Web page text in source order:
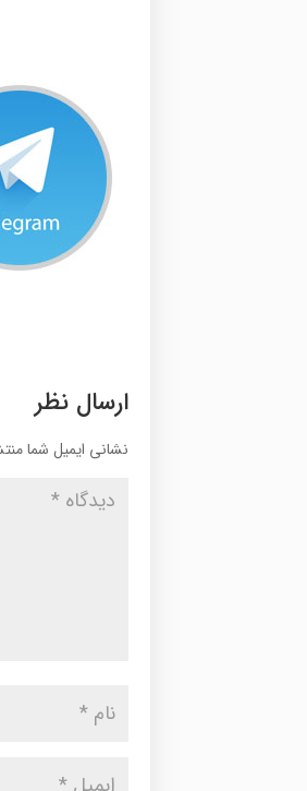
ارسال نظر
نشانی ایمیل شما